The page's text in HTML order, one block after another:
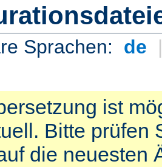
Sprachen: de
ist
Bitte prüfen
die neuesten